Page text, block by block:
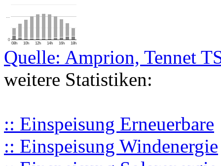
08h 10h 12h 14h 16h 18h
0
…
Quelle: Amprion, Tennet
weitere Statistiken:
:: Einspeisung Erneuerbare
:: Einspeisung Windenergie